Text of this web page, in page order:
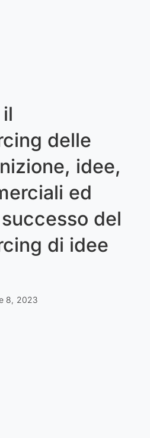
delle
idee,
ed
del
di idee
8, 2023